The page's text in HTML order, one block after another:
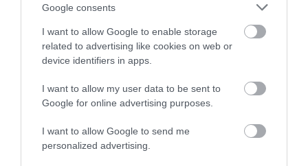
Google consents
I want to allow Google to enable storage
related to advertising like cookies on web or
device identifiers in apps.
I want to allow my user data to be sent to
Google for online advertising purposes.
I want to allow Google to send me
personalized advertising.
Προτεινόμενα άρθρα